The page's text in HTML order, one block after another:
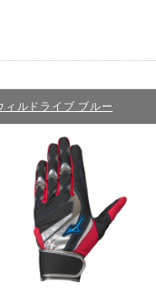
ィルドライブ ブルー